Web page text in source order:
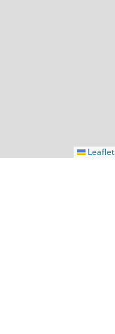
Leaflet